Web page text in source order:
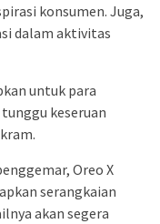
konsumen. Juga,
dalam aktivitas
untuk para
keseruan
Oreo X
serangkaian
akan segera